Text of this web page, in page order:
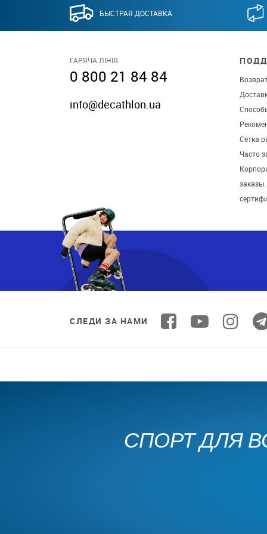
БЫСТРАЯ ДОСТАВКА
ГАРЯЧА ЛІНІЯ
0 800 21 84 84
info@decathlon.ua
Сетка
Часто
СЛЕДИ ЗА НАМИ
СПОРТ ДЛЯ